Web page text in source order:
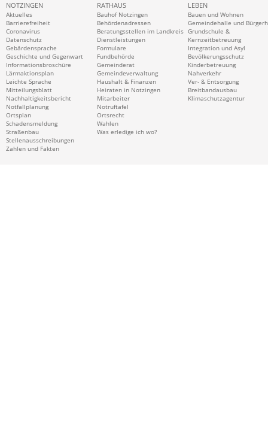
NOTZINGEN
Aktuelles
Barrierefreiheit
Coronavirus
Datenschutz
Gebärdensprache
Geschichte und Gegenwart
Informationsbroschüre
Lärmaktionsplan
Leichte Sprache
Mitteilungsblatt
Nachhaltigkeitsbericht
Notfallplanung
Ortsplan
Schadensmeldung
Straßenbau
Stellenausschreibungen
Zahlen und Fakten
RATHAUS
Bauhof Notzingen
Behördenadressen
Beratungsstellen im Landkreis
Dienstleistungen
Formulare
Fundbehörde
Gemeinderat
Gemeindeverwaltung
Haushalt & Finanzen
Heiraten in Notzingen
Mitarbeiter
Notruftafel
Ortsrecht
Wahlen
Was erledige ich wo?
LEBEN
Bauen und Wohnen
Gemeindehalle und
Grundschule &
Kernzeitbetreuung
Integration und Asyl
Bevölkerungsschutz
Kinderbetreuung
Nahverkehr
Ver- & Entsorgung
Breitbandausbau
Klimaschutzagentur